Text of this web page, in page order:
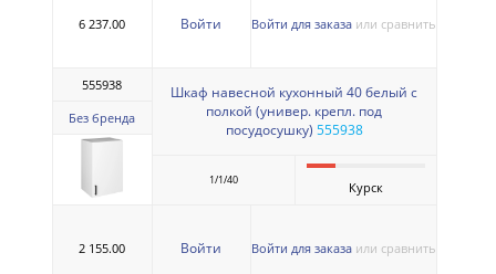
6 237.00 Войти Войти для заказа или сравнить
555938
Без бренда
Шкаф навесной кухонный 40 белый с
полкой (универ. крепл. под
посудосушку) 555938
1/1/40 Курск
2 155.00 Войти Войти для заказа или сравнить